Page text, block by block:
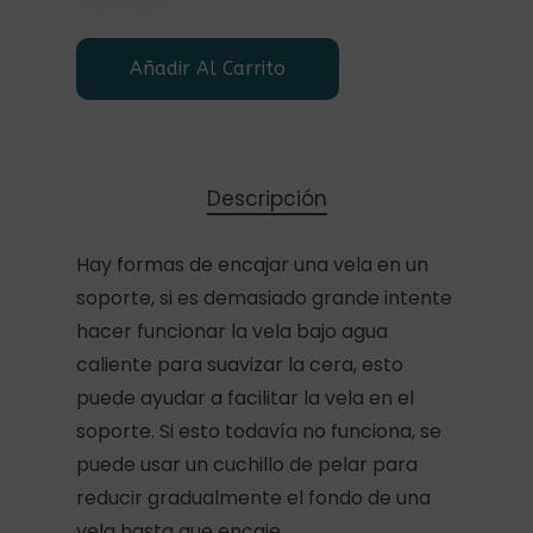
Añadir Al Carrito
Descripción
Hay formas de encajar una vela en un
soporte, si es demasiado grande intente
hacer funcionar la vela bajo agua
caliente para suavizar la cera, esto
puede ayudar a facilitar la vela en el
soporte. Si esto todavía no funciona, se
puede usar un cuchillo de pelar para
reducir gradualmente el fondo de una